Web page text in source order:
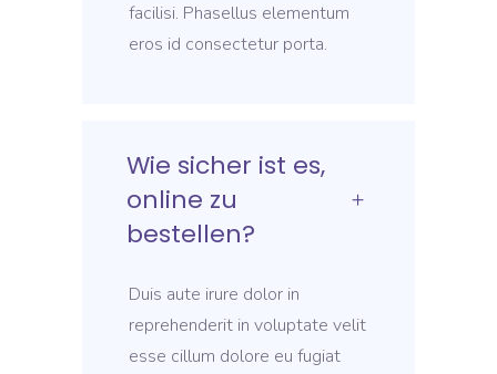
facilisi. Phasellus elementum
eros id consectetur porta.
Wie sicher ist es,
online zu
bestellen?
Duis aute irure dolor in
reprehenderit in voluptate velit
esse cillum dolore eu fugiat